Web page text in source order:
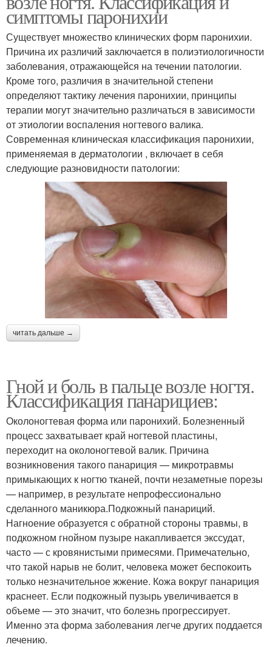
симптомы паронихии
Существует множество клинических форм паронихии.
Причина их различий заключается в полиэтиологичности
заболевания, отражающейся на течении патологии.
Кроме того, различия в значительной степени
определяют тактику лечения паронихии, принципы
терапии могут значительно различаться в зависимости
от этиологии воспаления ногтевого валика.
Современная клиническая классификация паронихии,
применяемая в дерматологии , включает в себя
следующие разновидности патологии:
читать дальше →
Гной и боль в пальце возле ногтя.
Классификация панарициев:
Околоногтевая форма или паронихий. Болезненный
процесс захватывает край ногтевой пластины,
переходит на околоногтевой валик. Причина
возникновения такого панариция — микротравмы
примыкающих к ногтю тканей, почти незаметные порезы
— например, в результате непрофессионально
сделанного маникюра.Подкожный панариций.
Нагноение образуется с обратной стороны травмы, в
подкожном гнойном пузыре накапливается экссудат,
часто — с кровянистыми примесями. Примечательно,
что такой нарыв не болит, человека может беспокоить
только незначительное жжение. Кожа вокруг панариция
краснеет. Если подкожный пузырь увеличивается в
объеме — это значит, что болезнь прогрессирует.
Именно эта форма заболевания легче других поддается
лечению.